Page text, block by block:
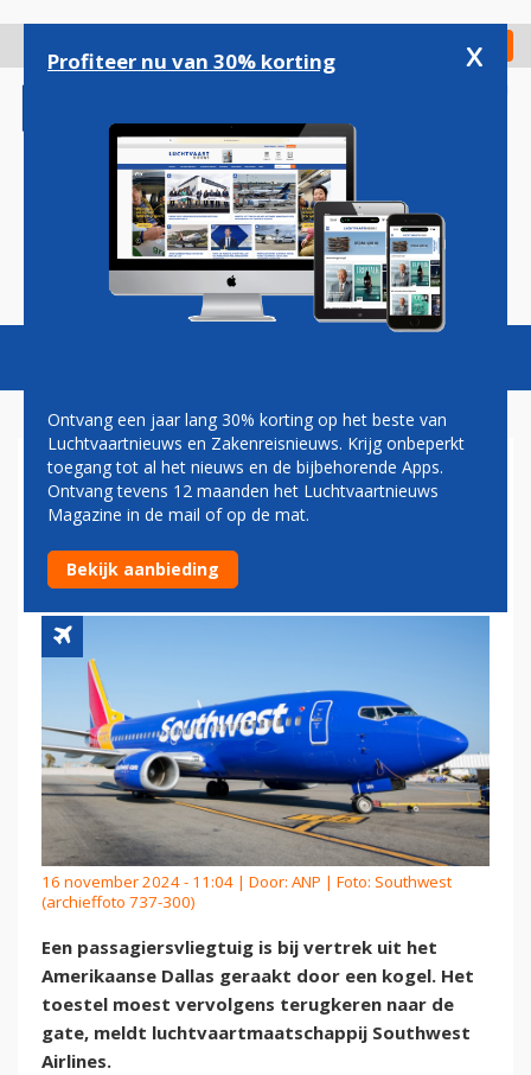
gaan
Check in
Magazine Podcasts Vacatures
BOEING 737 VAN
SOUTHWEST IN TEXAS
GERAAKT DOOR KOGEL
16 november 2024 - 11:04 | Door: ANP | Foto: Southwest
(archieffoto 737-300)
Een passagiersvliegtuig is bij vertrek uit het
Amerikaanse Dallas geraakt door een kogel. Het
toestel moest vervolgens terugkeren naar de
gate, meldt luchtvaartmaatschappij Southwest
Airlines.
Profiteer nu van 30% korting x
Ontvang een jaar lang 30% korting op het beste van
Luchtvaartnieuws en Zakenreisnieuws. Krijg onbeperkt
toegang tot al het nieuws en de bijbehorende Apps.
Ontvang tevens 12 maanden het Luchtvaartnieuws
Magazine in de mail of op de mat.
Bekijk aanbieding